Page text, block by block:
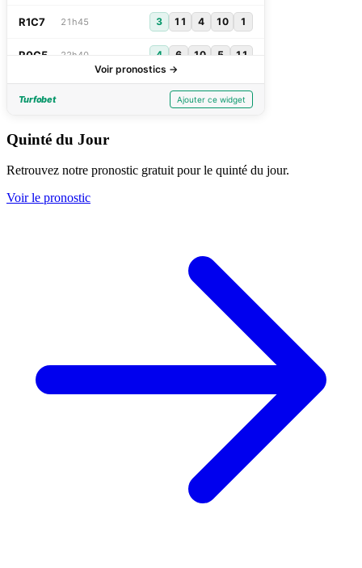
Quinté du Jour
Retrouvez notre pronostic gratuit pour le quinté du jour.
Voir le pronostic